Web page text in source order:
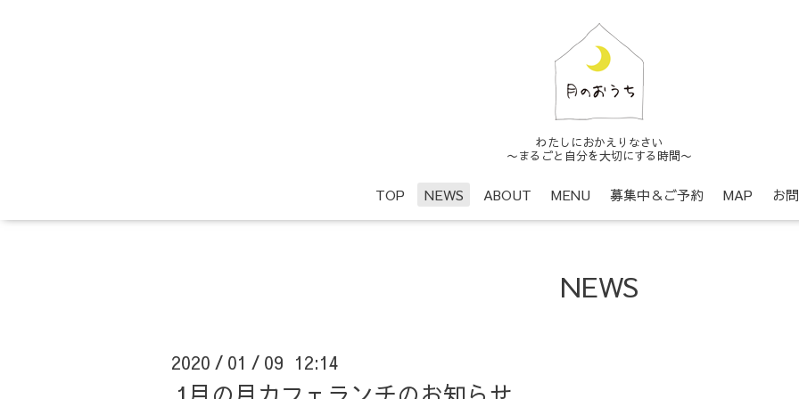
わたしにおかえりなさい
〜まるごと自分を大切にする時間〜
TOP NEWS ABOUT MENU 募集中＆ご予約 MAP お
NEWS
2020 / 01 / 09 12:14